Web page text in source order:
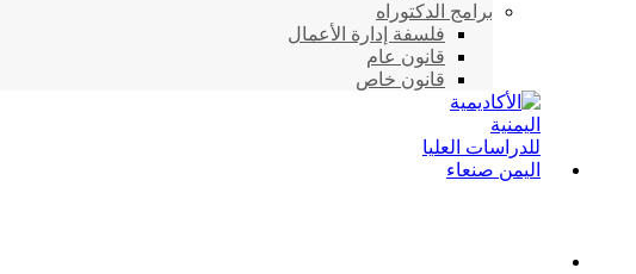
برامج الدكتوراه
فلسفة إدارة الأعمال
قانون عام
قانون خاص